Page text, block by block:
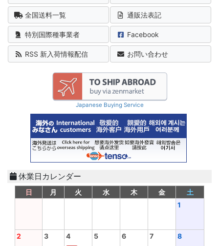
全国送料一覧 通販法表記
特別国際種事業者 Facebook
RSS 新入荷情報配信 お問い合わせ
Japanese Buying Service
休業日カレンダー
日 月 火 水 木 金
土
1
2 3 4 5 6 7 8